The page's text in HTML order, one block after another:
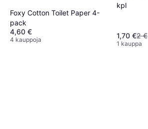
Foxy Cotton Toilet Paper 4-
pack
4,60 €
4 kauppoja
kpl
1,70 €2 €
1 kauppa